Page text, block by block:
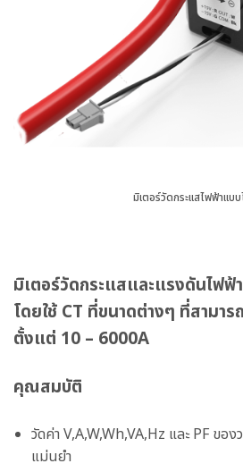
มิเตอร์วัดกระแสไฟฟ้าแบบ
มิเตอร์วัดกระแสและแรงดันไฟ
โดยใช้ CT ที่ขนาดต่างๆ ที่สามาร
ตั้งแต่ 10 – 6000A
คุณสมบัติ
วัดค่า V,A,W,Wh,VA,Hz และ PF ขอ
แม่นยำ